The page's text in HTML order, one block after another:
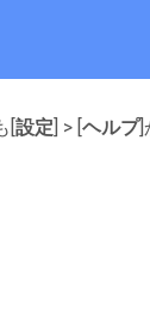
[設定] > [ヘルプ]